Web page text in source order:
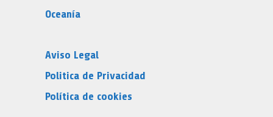
Oceanía
Aviso Legal
Politica de Privacidad
Política de cookies